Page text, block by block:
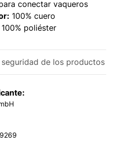
conectar vaqueros
100% cuero
100% poliéster
de los productos